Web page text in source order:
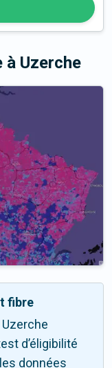
à Uzerche
fibre
Uzerche
d’éligibilité
données